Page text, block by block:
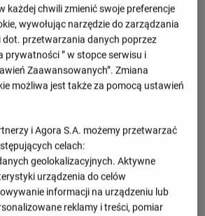
każdej chwili zmienić swoje preferencje
wywołując narzędzie do zarządzania
przetwarzania danych poprzez
prywatności ” w stopce serwisu i
Zaawansowanych”. Zmiana
możliwa jest także za pomocą ustawień
i Agora S.A. możemy przetwarzać
celach:
geolokalizacyjnych. Aktywne
urządzenia do celów
informacji na urządzeniu lub
reklamy i treści, pomiar